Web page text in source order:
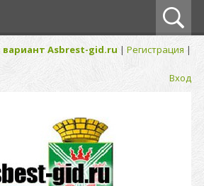
Asbrest-gid.ru | Регистрация |
Вход